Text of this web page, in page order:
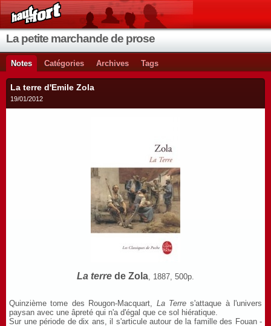
La petite marchande de prose
Notes Catégories Archives Tags
La terre d'Emile Zola
19/01/2012
La terre de Zola, 1887, 500p.
Quinzième tome des Rougon-Macquart, La Terres'attaque à l'univers
paysan avec une âpreté qui n'a d'égal que ce sol hiératique.
Sur une période de dix ans, il s'articule autour de la famille des Fouan -